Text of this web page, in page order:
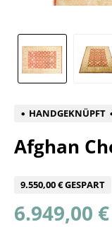
HANDGEKNÜPFT
Afghan
9.550,00 € GESPART
6.949,00